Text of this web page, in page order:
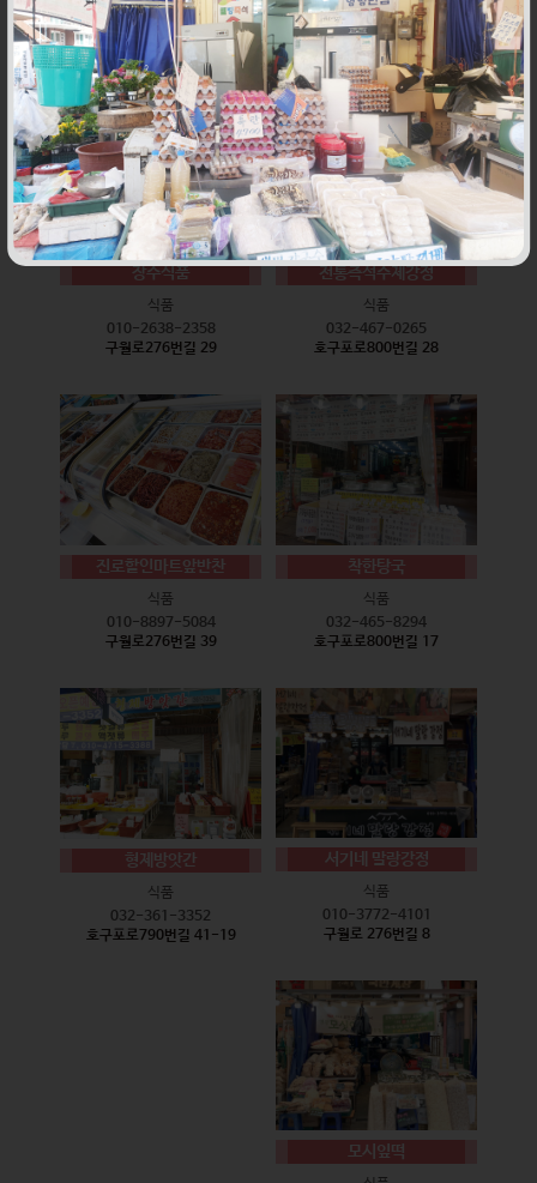
식품
010-9528-3759
구월로276번길 17
식품
032-468-6024
구월로276번길 29
장수식품
식품
010-2638-2358
구월로276번길 29
전통즉석수제강정
식품
032-467-0265
호구포로800번길 28
진로할인마트앞반찬
식품
010-8897-5084
구월로276번길 39
착한탕국
식품
032-465-8294
호구포로800번길 17
형제방앗간
식품
032-361-3352
호구포로790번길 41-19
서기네 말랑강정
식품
010-3772-4101
구월로 276번길 8
모시잎떡